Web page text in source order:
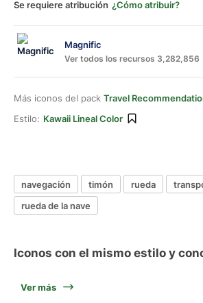
Se requiere atribución ¿Cómo atribuir?
Magnific
Ver todos los recursos 3,282,856
Más iconos del pack Travel
Estilo: Kawaii Lineal Color
navegación timón rueda
rueda de la nave
Iconos con el mismo estilo y
Ver más